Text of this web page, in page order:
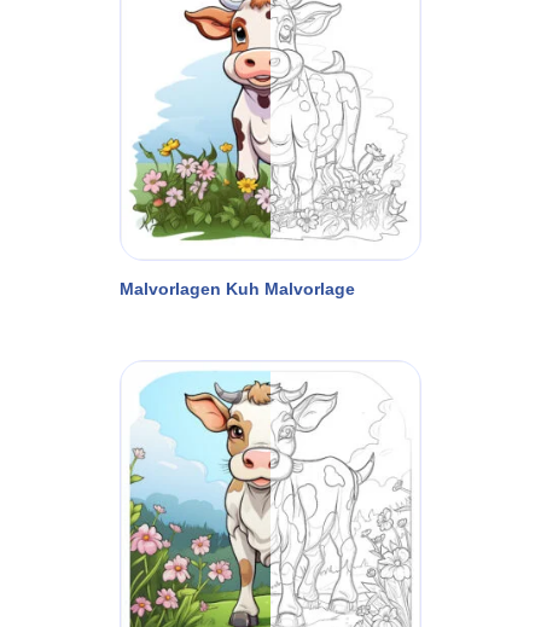
Malvorlagen Kuh Malvorlage